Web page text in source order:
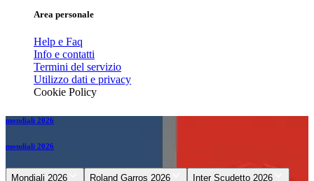
Area personale
Help e Faq
Info e contatti
Termini del servizio
Utilizzo dati e privacy
Cookie Policy
mondiali 2026
mondiali 2026
Mondiali 2026 Roland Garros 2026
Inter Scudetto 2026